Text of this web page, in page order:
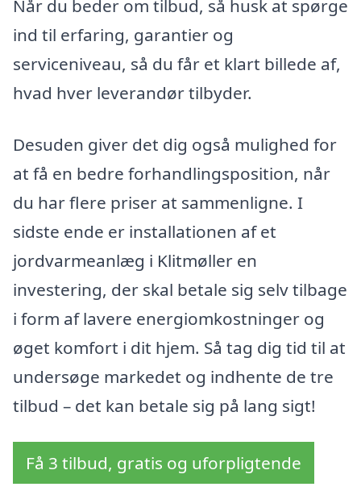
Når du beder om tilbud, så husk at spørge
ind til erfaring, garantier og
serviceniveau, så du får et klart billede af,
hvad hver leverandør tilbyder.
Desuden giver det dig også mulighed for
at få en bedre forhandlingsposition, når
du har flere priser at sammenligne. I
sidste ende er installationen af et
jordvarmeanlæg i Klitmøller en
investering, der skal betale sig selv tilbage
i form af lavere energiomkostninger og
øget komfort i dit hjem. Så tag dig tid til at
undersøge markedet og indhente de tre
tilbud – det kan betale sig på lang sigt!
Få 3 tilbud, gratis og uforpligtende